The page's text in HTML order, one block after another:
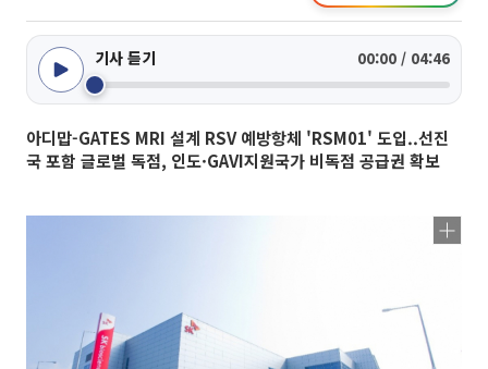
기사 듣기 00:00 / 04:46
아디맙-GATES MRI 설계 RSV 예방항체 'RSM01' 도입..선진
국 포함 글로벌 독점, 인도·GAVI지원국가 비독점 공급권 확보